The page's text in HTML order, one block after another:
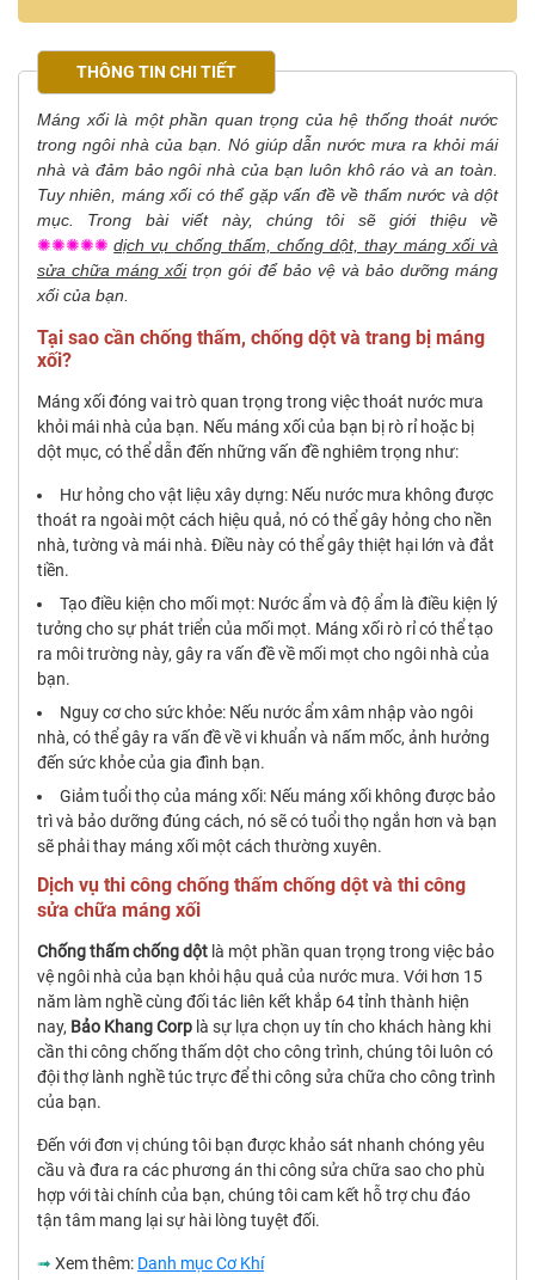
THÔNG TIN CHI TIẾT
Máng xối là một phần quan trọng của hệ thống thoát nước
trong ngôi nhà của bạn. Nó giúp dẫn nước mưa ra khỏi mái
nhà và đảm bảo ngôi nhà của bạn luôn khô ráo và an toàn.
Tuy nhiên, máng xối có thể gặp vấn đề về thấm nước và dột
mục. Trong bài viết này, chúng tôi sẽ giới thiệu về
✺✺✺✺✺ dịch vụ chống thấm, chống dột, thay máng xối và
sửa chữa máng xốitrọn gói để bảo vệ và bảo dưỡng máng
xối của bạn.
Tại sao cần chống thấm, chống dột và trang bị máng
xối?
Máng xối đóng vai trò quan trọng trong việc thoát nước mưa
khỏi mái nhà của bạn. Nếu máng xối của bạn bị rò rỉ hoặc bị
dột mục, có thể dẫn đến những vấn đề nghiêm trọng như:
Hư hỏng cho vật liệu xây dựng: Nếu nước mưa không được
thoát ra ngoài một cách hiệu quả, nó có thể gây hỏng cho nền
nhà, tường và mái nhà. Điều này có thể gây thiệt hại lớn và đắt
tiền.
Tạo điều kiện cho mối mọt: Nước ẩm và độ ẩm là điều kiện lý
tưởng cho sự phát triển của mối mọt. Máng xối rò rỉ có thể tạo
ra môi trường này, gây ra vấn đề về mối mọt cho ngôi nhà của
bạn.
Nguy cơ cho sức khỏe: Nếu nước ẩm xâm nhập vào ngôi
nhà, có thể gây ra vấn đề về vi khuẩn và nấm mốc, ảnh hưởng
đến sức khỏe của gia đình bạn.
Giảm tuổi thọ của máng xối: Nếu máng xối không được bảo
trì và bảo dưỡng đúng cách, nó sẽ có tuổi thọ ngắn hơn và bạn
sẽ phải thay máng xối một cách thường xuyên.
Dịch vụ thi công chống thấm chống dột và thi công
sửa chữa máng xối
Chống thấm chống dột là một phần quan trọng trong việc bảo
vệ ngôi nhà của bạn khỏi hậu quả của nước mưa. Với hơn 15
năm làm nghề cùng đối tác liên kết khắp 64 tỉnh thành hiện
nay, Bảo Khang Corp là sự lựa chọn uy tín cho khách hàng khi
cần thi công chống thấm dột cho công trình, chúng tôi luôn có
đội thợ lành nghề túc trực để thi công sửa chữa cho công trình
của bạn.
Đến với đơn vị chúng tôi bạn được khảo sát nhanh chóng yêu
cầu và đưa ra các phương án thi công sửa chữa sao cho phù
hợp với tài chính của bạn, chúng tôi cam kết hỗ trợ chu đáo
tận tâm mang lại sự hài lòng tuyệt đối.
➟ Xem thêm: Danh mục Cơ Khí